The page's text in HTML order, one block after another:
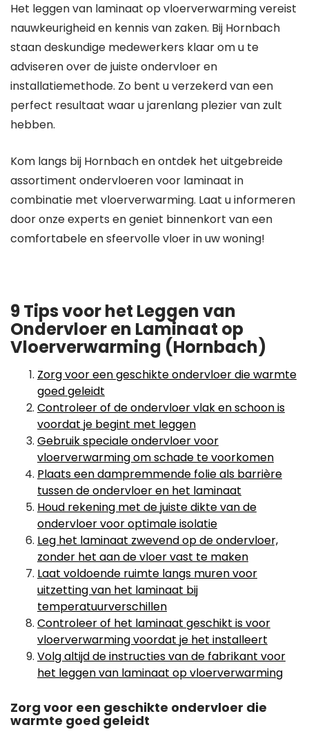
Het leggen van laminaat op vloerverwarming vereist
nauwkeurigheid en kennis van zaken. Bij Hornbach
staan deskundige medewerkers klaar om u te
adviseren over de juiste ondervloer en
installatiemethode. Zo bent u verzekerd van een
perfect resultaat waar u jarenlang plezier van zult
hebben.
Kom langs bij Hornbach en ontdek het uitgebreide
assortiment ondervloeren voor laminaat in
combinatie met vloerverwarming. Laat u informeren
door onze experts en geniet binnenkort van een
comfortabele en sfeervolle vloer in uw woning!
9 Tips voor het Leggen van
Ondervloer en Laminaat op
Vloerverwarming (Hornbach)
Zorg voor een geschikte ondervloer die warmte
goed geleidt
Controleer of de ondervloer vlak en schoon is
voordat je begint met leggen
Gebruik speciale ondervloer voor
vloerverwarming om schade te voorkomen
Plaats een dampremmende folie als barrière
tussen de ondervloer en het laminaat
Houd rekening met de juiste dikte van de
ondervloer voor optimale isolatie
Leg het laminaat zwevend op de ondervloer,
zonder het aan de vloer vast te maken
Laat voldoende ruimte langs muren voor
uitzetting van het laminaat bij
temperatuurverschillen
Controleer of het laminaat geschikt is voor
vloerverwarming voordat je het installeert
Volg altijd de instructies van de fabrikant voor
het leggen van laminaat op vloerverwarming
Zorg voor een geschikte ondervloer die
warmte goed geleidt